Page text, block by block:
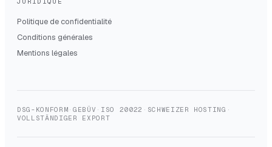
Politique de confidentialité
Conditions générales
Mentions légales
DSG-KONFORM · GEBÜV · ISO 20022 · SCHWEIZER HOSTING ·
VOLLSTÄNDIGER EXPORT